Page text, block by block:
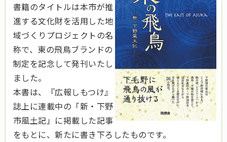
書籍のタイトルは本市が推
進する文化財を活用した地
域づくりプロジェクトの名
称で、東の飛鳥ブランドの
制定を記念して発刊いたし
ました。
本書は、『広報しもつけ』
誌上に連載中の「新・下野
市風土記」に掲載した記事
をもとに、新たに書き下ろしたものです。